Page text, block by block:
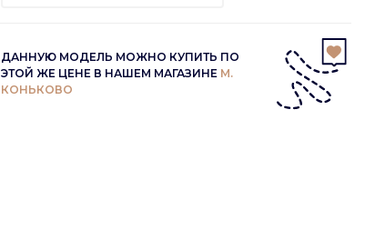
ДАННУЮ МОДЕЛЬ МОЖНО КУПИТЬ ПО
ЭТОЙ ЖЕ ЦЕНЕ В НАШЕМ МАГАЗИНЕ М.
КОНЬКОВО